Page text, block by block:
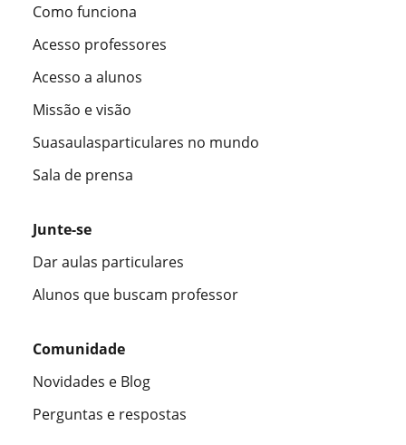
Como funciona
Acesso professores
Acesso a alunos
Missão e visão
Suasaulasparticulares no mundo
Sala de prensa
Junte-se
Dar aulas particulares
Alunos que buscam professor
Comunidade
Novidades e Blog
Perguntas e respostas